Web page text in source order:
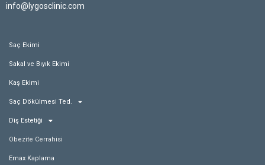
info@lygosclinic.com
Saç Ekimi
Sakal ve Bıyık Ekimi
Kaş Ekimi
Saç Dökülmesi Ted.
Diş Estetiği
Obezite Cerrahisi
Emax Kaplama